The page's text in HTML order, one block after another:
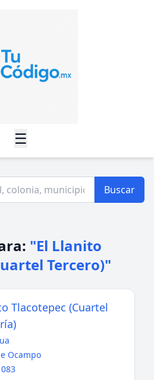
☰
Buscar
"El Llanito
Tercero)"
Tlacotepec (Cuartel
Ocampo